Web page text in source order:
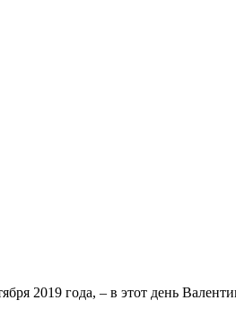
2019 года, – в этот день